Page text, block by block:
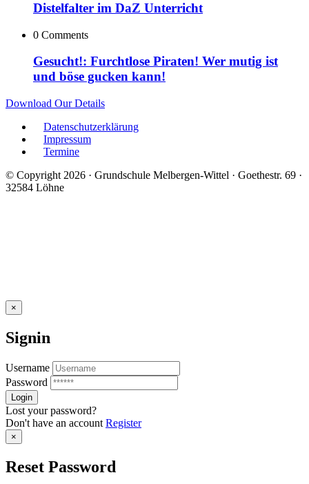
Distelfalter im DaZ Unterricht
0 Comments
Gesucht!: Furchtlose Piraten! Wer mutig ist
und böse gucken kann!
Download Our Details
Datenschutzerklärung
Impressum
Termine
© Copyright 2026 · Grundschule Melbergen-Wittel · Goethestr. 69 ·
32584 Löhne
×
Signin
Username
Password
Lost your password?
Don't have an account Register
×
Reset Password